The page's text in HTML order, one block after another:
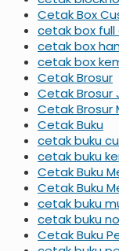
Cetak Box
cetak box full
cetak box
cetak box
Cetak Brosur
Cetak Brosur
Cetak Brosur
Cetak Buku
cetak buku
cetak buku
Cetak Buku
Cetak Buku
cetak buku
cetak buku
Cetak Buku